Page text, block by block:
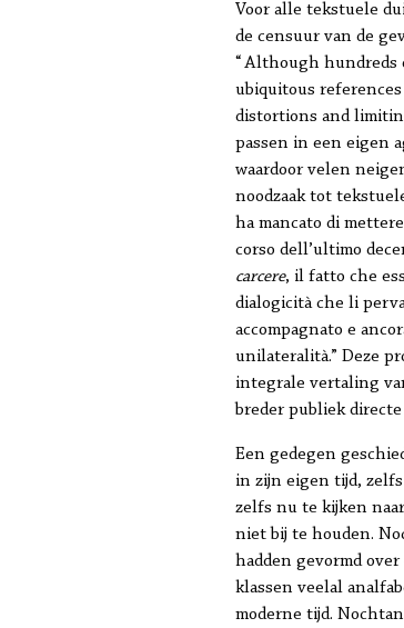
Voor alle tekstuele
de censuur van de
“ Although hundreds
ubiquitous
distortions and
passen in een eigen
waardoor velen
noodzaak tot
ha mancato di
corso dell’ultimo
carcere, il fatto che
dialogicità che li
accompagnato e
unilateralità.” Deze
integrale vertaling
breder publiek
Een gedegen
in zijn eigen tijd,
zelfs nu te kijken
niet bij te houden.
hadden gevormd
klassen veelal
moderne tijd.